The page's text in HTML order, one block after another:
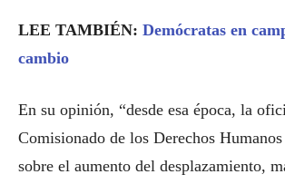
LEE TAMBIÉN: Demócratas en
cambio
En su opinión, “desde esa época, la
Comisionado de los Derechos
sobre el aumento del desplazamiento,